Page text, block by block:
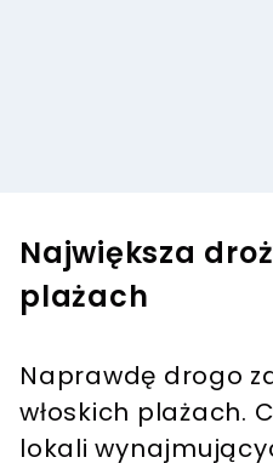
Największa
plażach
Naprawdę drogo
włoskich plażach.
lokali